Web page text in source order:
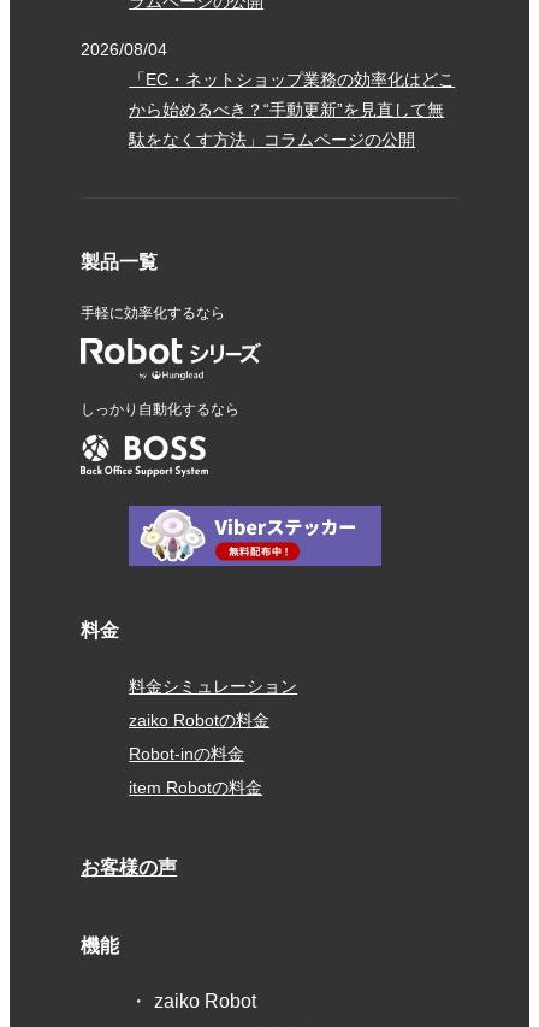
2026/08/04
「EC・ネットショップ業務の効率化はどこ
から始めるべき？“手動更新”を見直して無
駄をなくす方法」コラムページの公開
製品一覧
手軽に効率化するなら
しっかり自動化するなら
料金
料金シミュレーション
zaiko Robotの料金
Robot-inの料金
item Robotの料金
お客様の声
機能
zaiko Robot